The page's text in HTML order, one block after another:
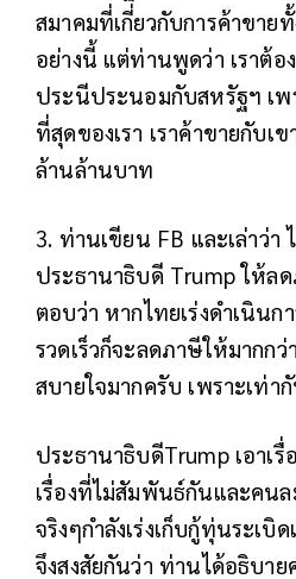
สมาคมที่เกี่ยวกับการค้าขาย
อย่างนี้ แต่ท่านพูดว่า เราต้อ
ประนีประนอมกับสหรัฐฯ เ
ที่สุดของเรา เราค้าขายกับเ
ล้านล้านบาท
3. ท่านเขียน FB และเล่าว่า
ประธานาธิบดี Trump ให้ล
ตอบว่า หากไทยเร่งดำเนิน
รวดเร็วก็จะลดภาษีให้มากก
สบายใจมากครับ เพราะเท่า
ประธานาธิบดีTrump เอาเ
เรื่องที่ไม่สัมพันธ์กันและคนล
จริงๆกำลังเร่งเก็บกู้ทุ่นระเบิ
จึงสงสัยกันว่า ท่านได้อธิบาย